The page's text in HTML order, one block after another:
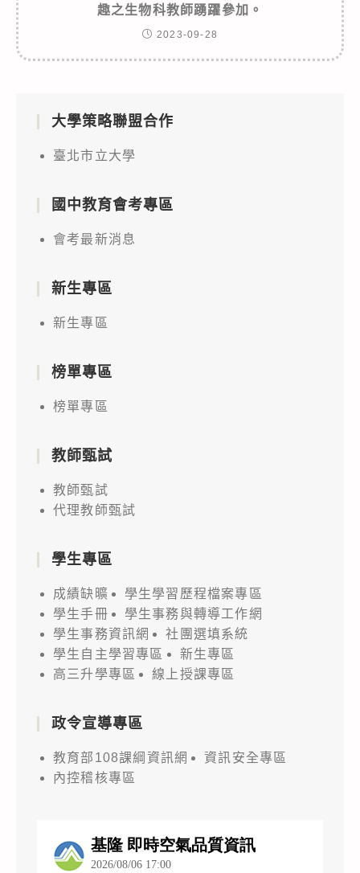
趣之生物科教師踴躍參加。
2023-09-28
大學策略聯盟合作
臺北市立大學
國中教育會考專區
會考最新消息
新生專區
新生專區
榜單專區
榜單專區
教師甄試
教師甄試
代理教師甄試
學生專區
成績缺曠
學生學習歷程檔案專區
學生手冊
學生事務與轉導工作網
學生事務資訊網
社團選填系統
學生自主學習專區
新生專區
高三升學專區
線上授課專區
政令宣導專區
教育部108課綱資訊網
資訊安全專區
內控稽核專區